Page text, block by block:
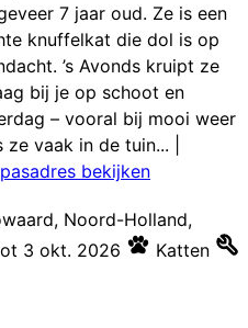
7 jaar oud. Ze is een
knuffelkat die dol is op
’s Avonds kruipt ze
bij je op schoot en
– vooral bij mooi weer
ze vaak in de tuin...
bekijken
Noord-Holland,
3 okt. 2026
Katten